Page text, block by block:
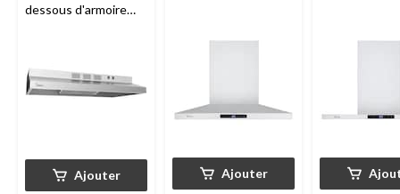
dessous d'armoire
Ajouter Ajouter